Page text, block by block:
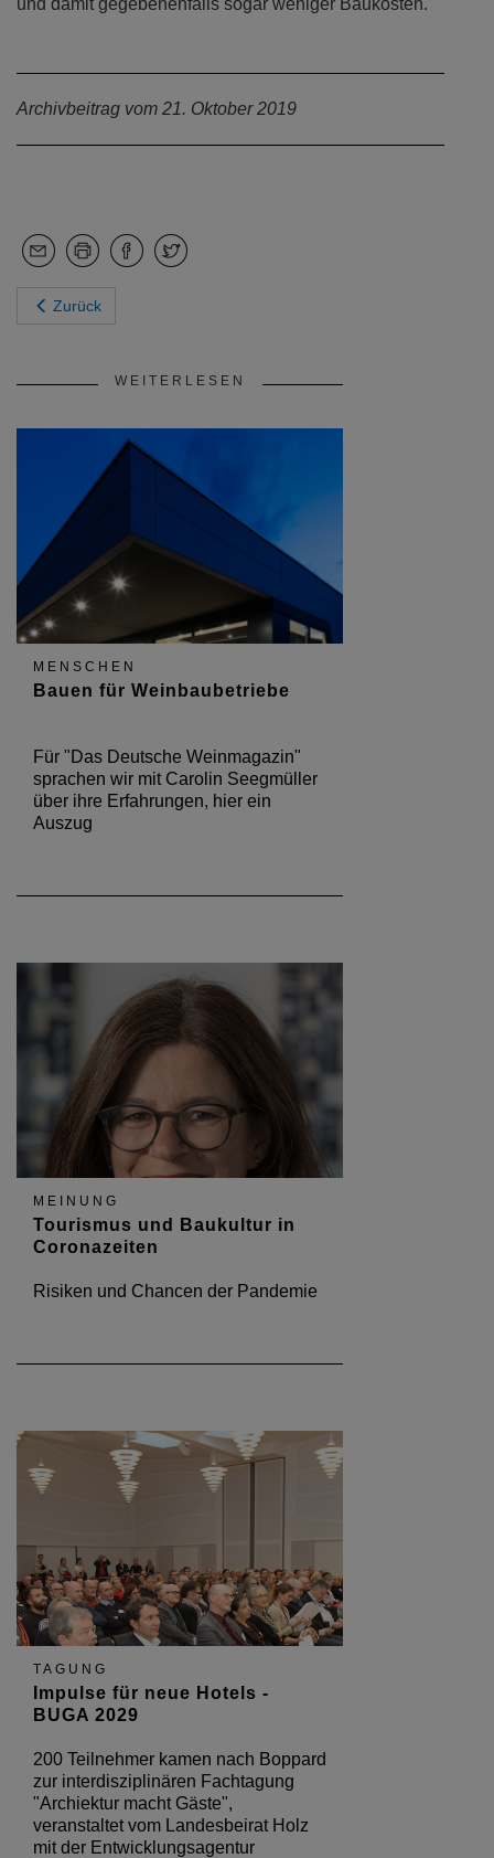
Archivbeitrag vom 21. Oktober 2019
Zurück
WEITERLESEN
MENSCHEN
Bauen für Weinbaubetriebe
Für "Das Deutsche Weinmagazin"
sprachen wir mit Carolin Seegmüller
über ihre Erfahrungen, hier ein
Auszug
MEINUNG
Tourismus und Baukultur in
Coronazeiten
Risiken und Chancen der Pandemie
TAGUNG
Impulse für neue Hotels -
BUGA 2029
200 Teilnehmer kamen nach Boppard
zur interdisziplinären Fachtagung
"Archiektur macht Gäste",
veranstaltet vom Landesbeirat Holz
mit der Entwicklungsagentur